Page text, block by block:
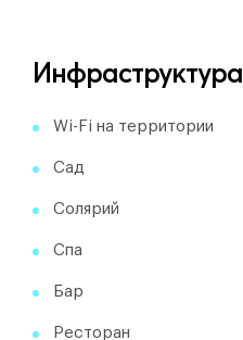
Инфраструктура
Wi-Fi на территории
Сад
Солярий
Спа
Бар
Ресторан